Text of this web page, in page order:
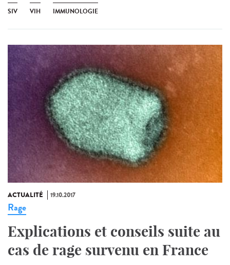
SIV VIH IMMUNOLOGIE
ACTUALITÉ 19.10.2017
Rage
Explications et conseils suite au
cas de rage survenu en France